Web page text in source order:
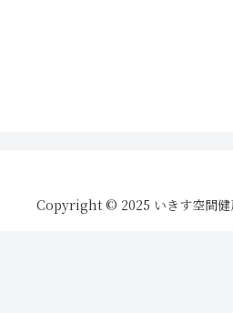
Copyright © 2025 いきす空間